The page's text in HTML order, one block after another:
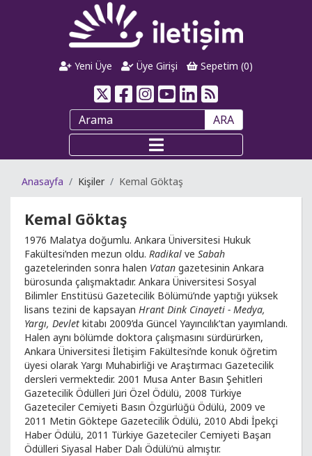
Yeni Üye Üye Girişi Sepetim (0)
ARA
Anasayfa Kişiler Kemal Göktaş
Kemal Göktaş
1976 Malatya doğumlu. Ankara Üniversitesi Hukuk
Fakültesi’nden mezun oldu. Radikal ve Sabah
gazetelerinden sonra halen Vatan gazetesinin Ankara
bürosunda çalışmaktadır. Ankara Üniversitesi Sosyal
Bilimler Enstitüsü Gazetecilik Bölümü’nde yaptığı yüksek
lisans tezini de kapsayan Hrant Dink Cinayeti - Medya,
Yargı, Devlet kitabı 2009’da Güncel Yayıncılık’tan yayımlandı.
Halen aynı bölümde doktora çalışmasını sürdürürken,
Ankara Üniversitesi İletişim Fakültesi’nde konuk öğretim
üyesi olarak Yargı Muhabirliği ve Araştırmacı Gazetecilik
dersleri vermektedir. 2001 Musa Anter Basın Şehitleri
Gazetecilik Ödülleri Jüri Özel Ödülü, 2008 Türkiye
Gazeteciler Cemiyeti Basın Özgürlüğü Ödülü, 2009 ve
2011 Metin Göktepe Gazetecilik Ödülü, 2010 Abdi İpekçi
Haber Ödülü, 2011 Türkiye Gazeteciler Cemiyeti Başarı
Ödülleri Siyasal Haber Dalı Ödülü’nü almıştır.